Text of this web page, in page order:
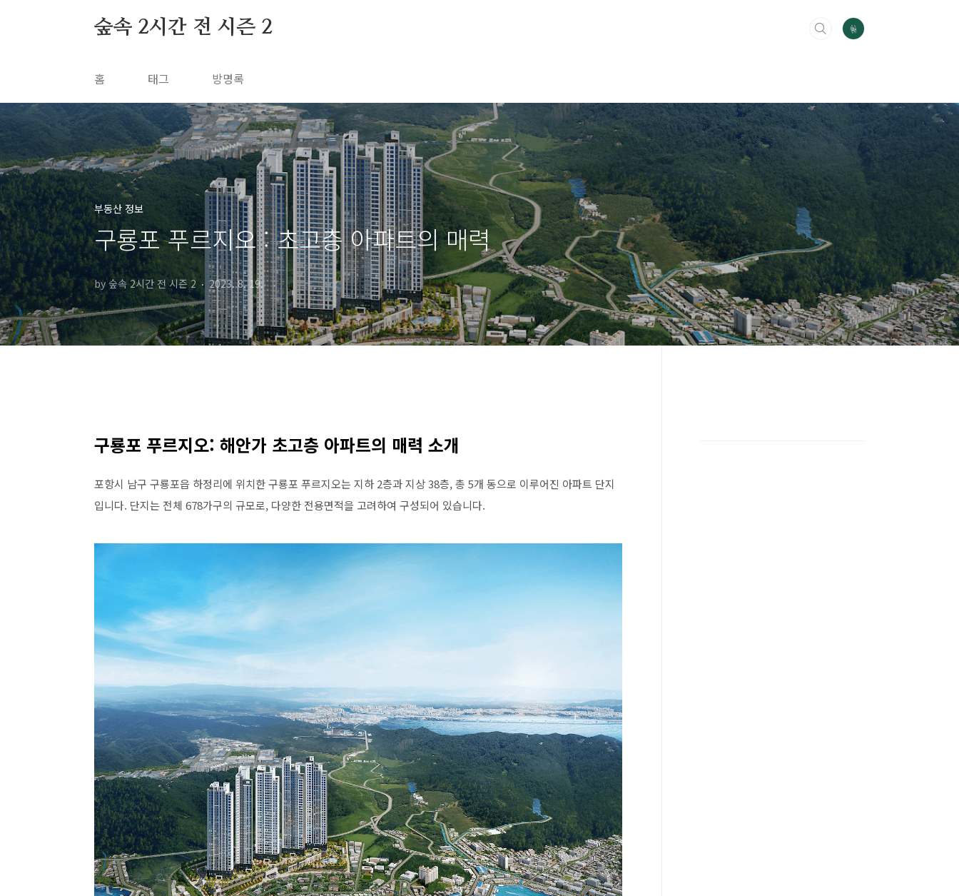
숲속 2시간 전 시즌 2
홈 태그 방명록
부동산 정보
구룡포 푸르지오 : 초고층 아파트의 매력
by 숲속 2시간 전 시즌 2 2023. 8. 19.
구룡포 푸르지오: 해안가 초고층 아파트의 매력 소개
포항시 남구 구룡포읍 하정리에 위치한 구룡포 푸르지오는 지하 2층과 지상 38층, 총 5개 동으로 이루어진 아파트 단지
입니다. 단지는 전체 678가구의 규모로, 다양한 전용면적을 고려하여 구성되어 있습니다.